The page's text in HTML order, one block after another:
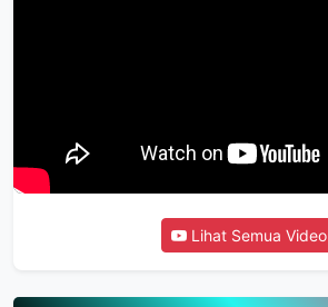
Lihat Semua Video